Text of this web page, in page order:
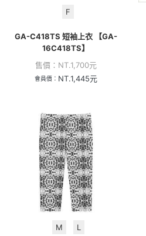
F
GA-C418TS 短袖上衣 【GA-
16C418TS】
售價： NT.1,700元
會員價： NT.1,445元
M L